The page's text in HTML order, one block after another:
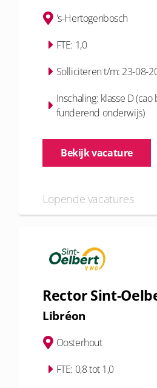
's-Hertogenbosch
FTE: 1,0
Solliciteren t/m: 23-08-
Inschaling: klasse D
funderend onderwijs)
Bekijk vacature
Lopende vacatures
Rector Sint-
Libréon
Oosterhout
FTE: 0,8 tot 1,0